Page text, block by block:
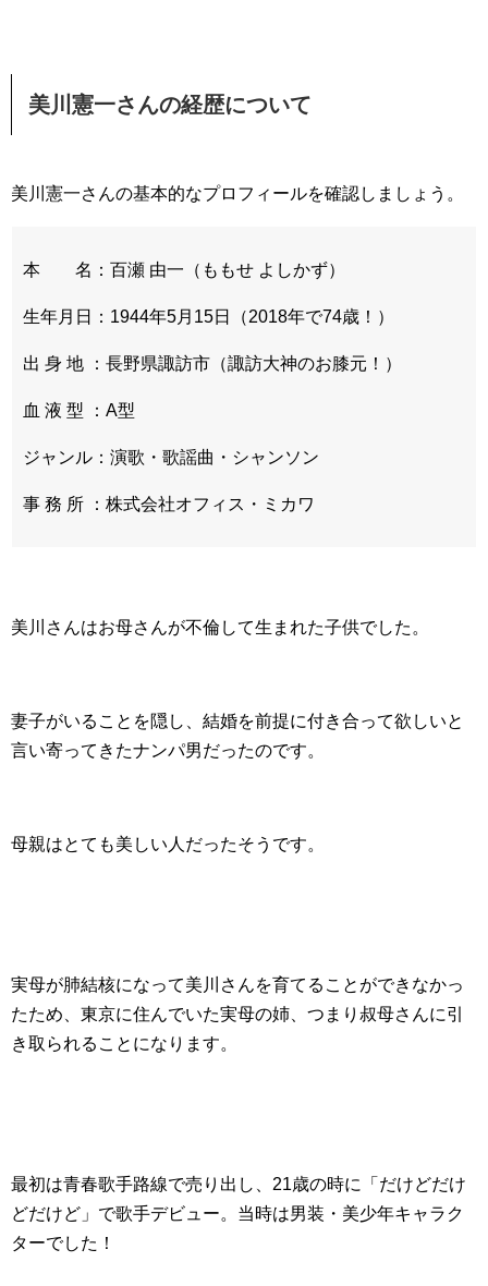
美川憲一さんの経歴について
美川憲一さんの基本的なプロフィールを確認しましょう。
本 名：百瀬 由一（ももせ よしかず）
生年月日：1944年5月15日（2018年で74歳！）
出 身 地 ：長野県諏訪市（諏訪大神のお膝元！）
血 液 型 ：A型
ジャンル：演歌・歌謡曲・シャンソン
事 務 所 ：株式会社オフィス・ミカワ
美川さんはお母さんが不倫して生まれた子供でした。
妻子がいることを隠し、結婚を前提に付き合って欲しいと
言い寄ってきたナンパ男だったのです。
母親はとても美しい人だったそうです。
実母が肺結核になって美川さんを育てることができなかっ
たため、東京に住んでいた実母の姉、つまり叔母さんに引
き取られることになります。
最初は青春歌手路線で売り出し、21歳の時に「だけどだけ
どだけど」で歌手デビュー。当時は男装・美少年キャラク
ターでした！